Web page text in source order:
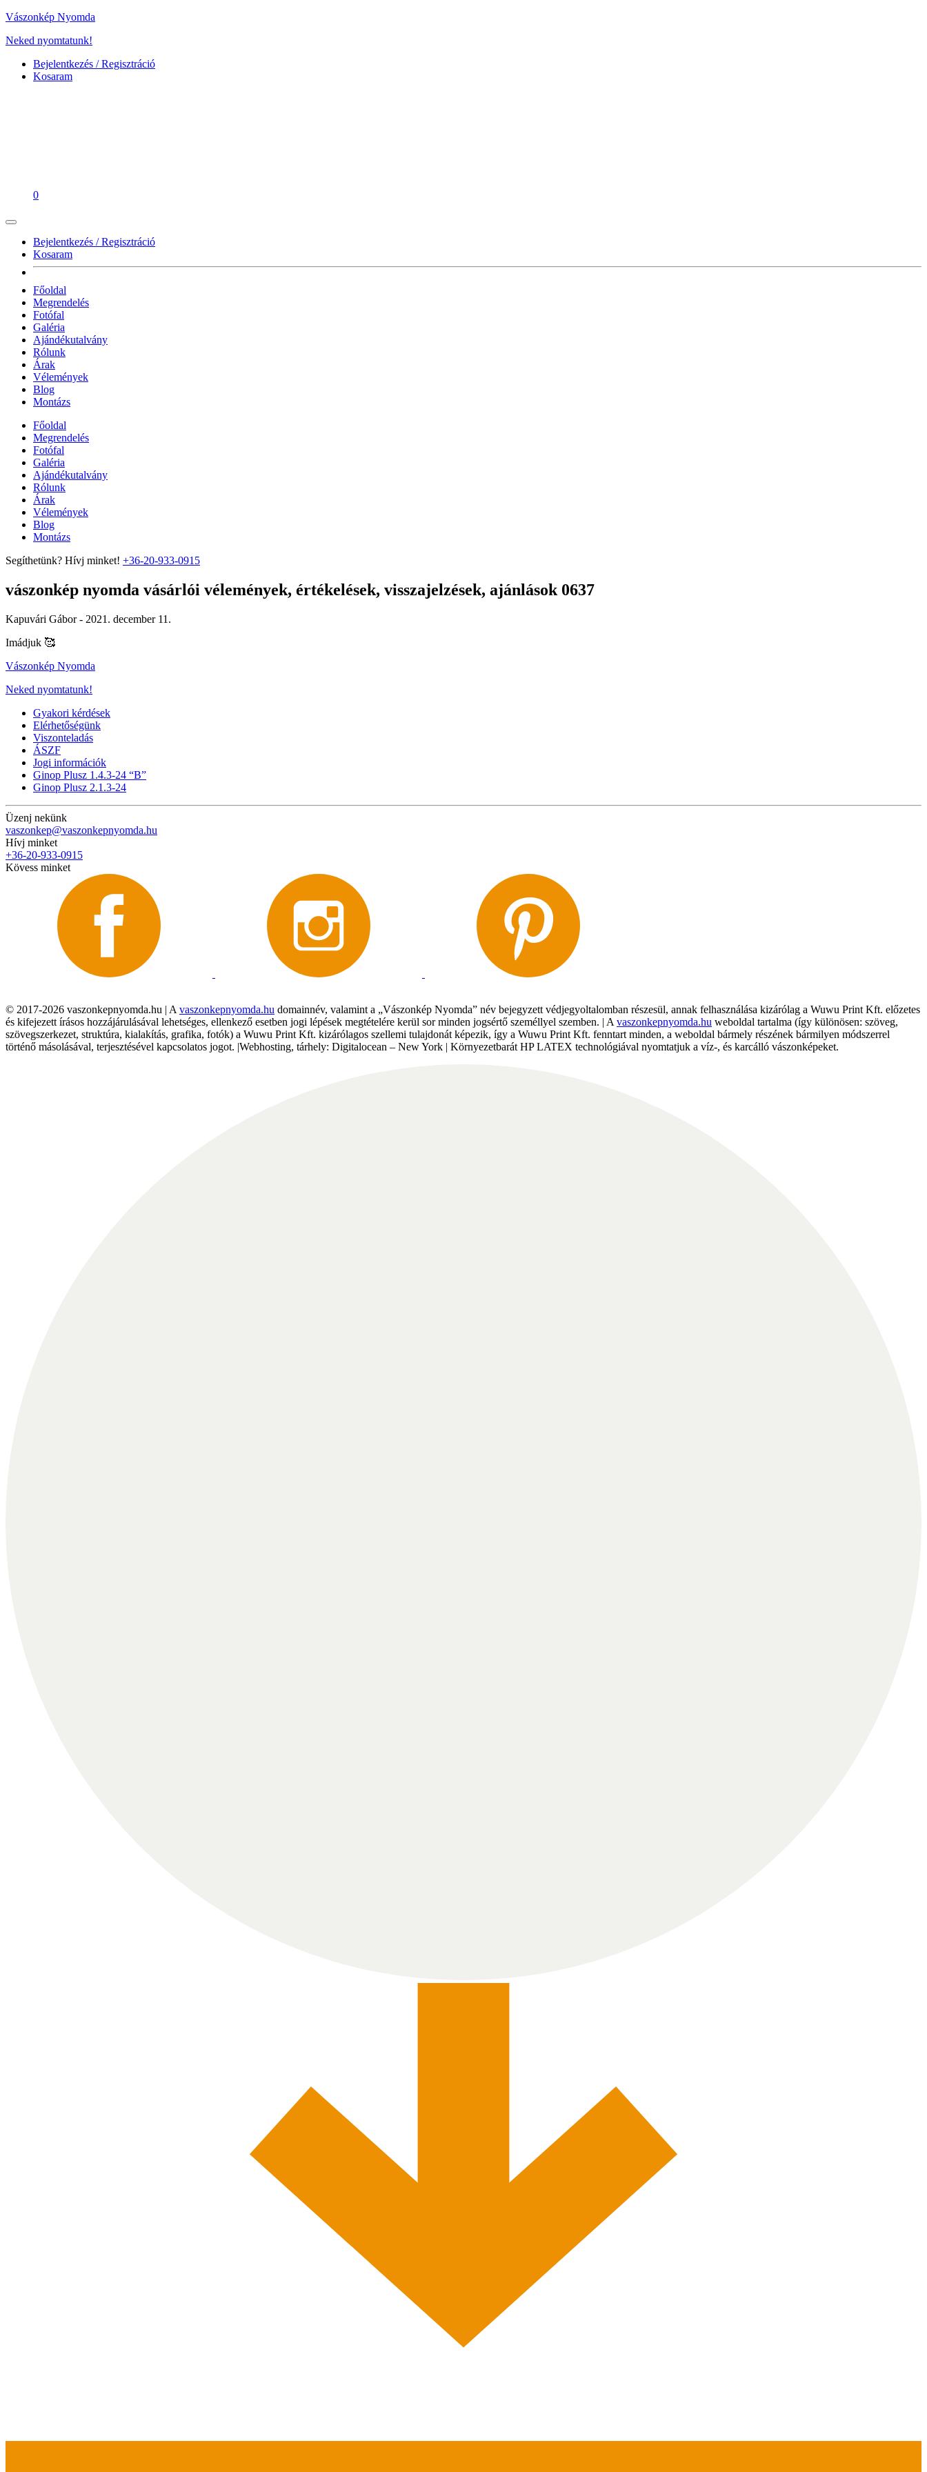
Vászonkép Nyomda
Neked nyomtatunk!
Bejelentkezés / Regisztráció
Kosaram
0
Bejelentkezés / Regisztráció
Kosaram
Főoldal
Megrendelés
Fotófal
Galéria
Ajándékutalvány
Rólunk
Árak
Vélemények
Blog
Montázs
Főoldal
Megrendelés
Fotófal
Galéria
Ajándékutalvány
Rólunk
Árak
Vélemények
Blog
Montázs
Segíthetünk? Hívj minket! +36-20-933-0915
vászonkép nyomda vásárlói vélemények, értékelések, visszajelzések, ajánlások 0637
Kapuvári Gábor - 2021. december 11.
Imádjuk 🥰
Vászonkép Nyomda
Neked nyomtatunk!
Gyakori kérdések
Elérhetőségünk
Viszonteladás
ÁSZF
Jogi információk
Ginop Plusz 1.4.3-24 “B”
Ginop Plusz 2.1.3-24
Üzenj nekünk
vaszonkep@vaszonkepnyomda.hu
Hívj minket
+36-20-933-0915
Kövess minket
© 2017-2026 vaszonkepnyomda.hu | A vaszonkepnyomda.hu domainnév, valamint a „Vászonkép Nyomda” név bejegyzett védjegyoltalomban részesül, annak felhasználása kizárólag a Wuwu Print Kft. előzetes
és kifejezett írásos hozzájárulásával lehetséges, ellenkező esetben jogi lépések megtételére kerül sor minden jogsértő személlyel szemben. | A vaszonkepnyomda.hu weboldal tartalma (így különösen: szöveg,
szövegszerkezet, struktúra, kialakítás, grafika, fotók) a Wuwu Print Kft. kizárólagos szellemi tulajdonát képezik, így a Wuwu Print Kft. fenntart minden, a weboldal bármely részének bármilyen módszerrel
történő másolásával, terjesztésével kapcsolatos jogot. |Webhosting, tárhely: Digitalocean – New York | Környezetbarát HP LATEX technológiával nyomtatjuk a víz-, és karcálló vászonképeket.